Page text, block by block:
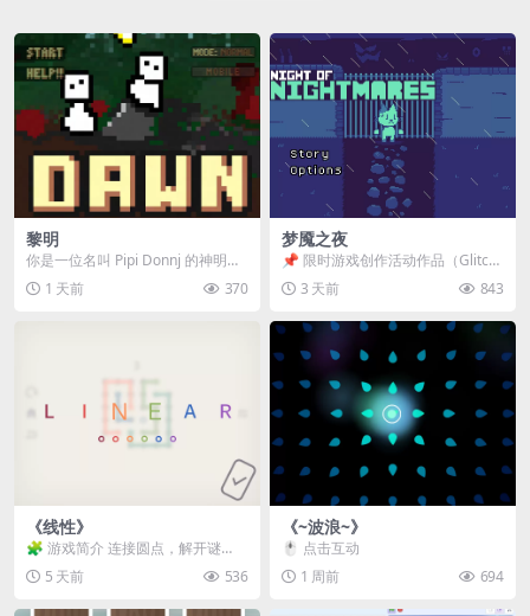
黎明
你是一位名叫 Pipi Donnj 的神明。
你的任务是保护一群白色小人。 点
击...1 天前 370
梦魇之夜
📌 限时游戏创作活动作品（Glitch
Game Jam） 📖 故事背景 怪物四...
3 天前 843
《线性》
🧩 游戏简介 连接圆点，解开谜
题。 ⚠️ 重要提示 所有关卡均可通
关，请确保使用...
5 天前 536
《~波浪~》
🖱️ 点击互动
1 周前
694